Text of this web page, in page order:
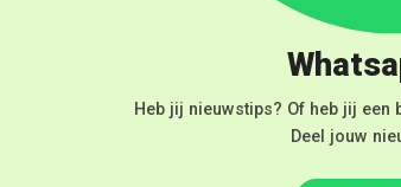
Heb jij nieuwstips? Of heb jij
Deel jouw